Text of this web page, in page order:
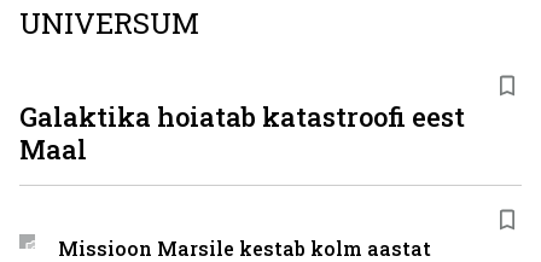
UNIVERSUM
Galaktika hoiatab katastroofi eest
Maal
Missioon Marsile kestab kolm aastat